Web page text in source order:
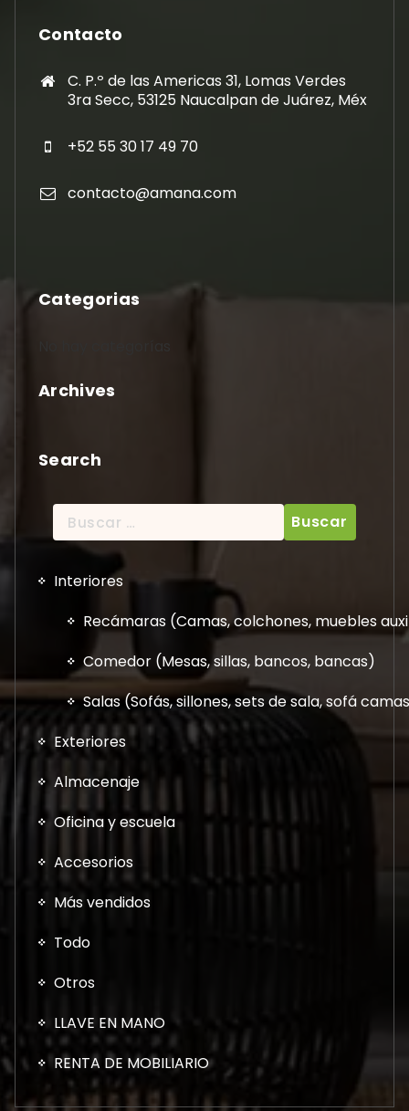
Contacto
C. P.º de las Americas 31, Lomas Verdes
3ra Secc, 53125 Naucalpan de Juárez, Méx
+52 55 30 17 49 70
contacto@amana.com
Categorias
Archives
Search
Buscar:
Interiores
Recámaras (Camas, colchones, muebles
Comedor (Mesas, sillas, bancos, bancas)
Salas (Sofás, sillones, sets de sala, sofá
Exteriores
Almacenaje
Oficina y escuela
Accesorios
Más vendidos
Todo
Otros
LLAVE EN MANO
RENTA DE MOBILIARIO